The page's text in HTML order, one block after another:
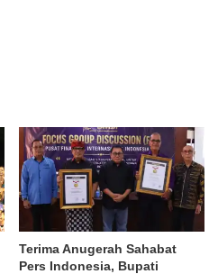
Terima Anugerah Sahabat
Pers Indonesia, Bupati